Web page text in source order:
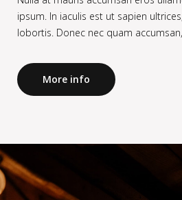
ipsum. In iaculis est ut sapien
lobortis. Donec nec quam
More info